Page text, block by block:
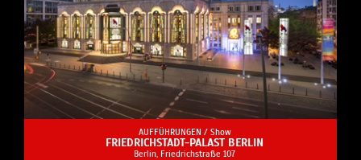
AUFFÜHRUNGEN / Show
FRIEDRICHSTADT-PALAST BERLIN
Berlin, Friedrichstraße 107